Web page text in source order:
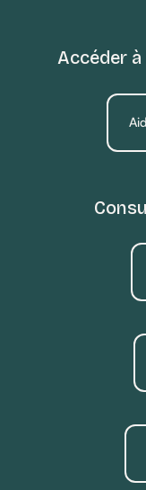
Accéder à